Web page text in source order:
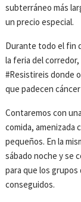
subterráneo más
un precio especial.
Durante todo el fin
la feria del
#Resistireis donde
que padecen
Contaremos con
comida, amenizada
pequeños. En la
sábado noche y se
para que los
conseguidos.